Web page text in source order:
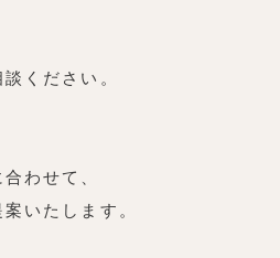
ください。
わせて、
いたします。